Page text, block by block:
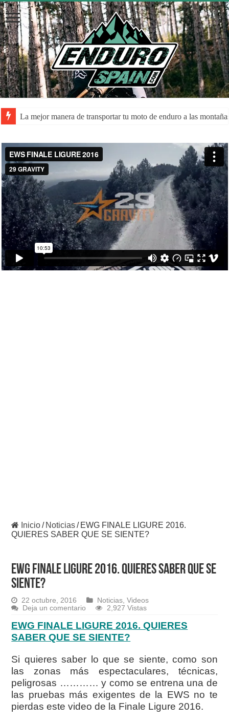
La mejor manera de transportar tu moto de enduro a las
Inicio/ Noticias/ EWG FINALE LIGURE 2016.
QUIERES SABER QUE SE SIENTE?
EWG FINALE LIGURE 2016. QUIERES SABER QUE SE
SIENTE?
22 octubre, 2016 Noticias ,Videos
Deja un comentario
2,927 Vistas
EWG FINALE LIGURE 2016. QUIERES
SABER QUE SE SIENTE?
Si quieres saber lo que se siente, como son
las zonas más espectaculares, técnicas,
peligrosas ………… y como se entrena una de
las pruebas más exigentes de la EWS no te
pierdas este video de la Finale Ligure 2016.